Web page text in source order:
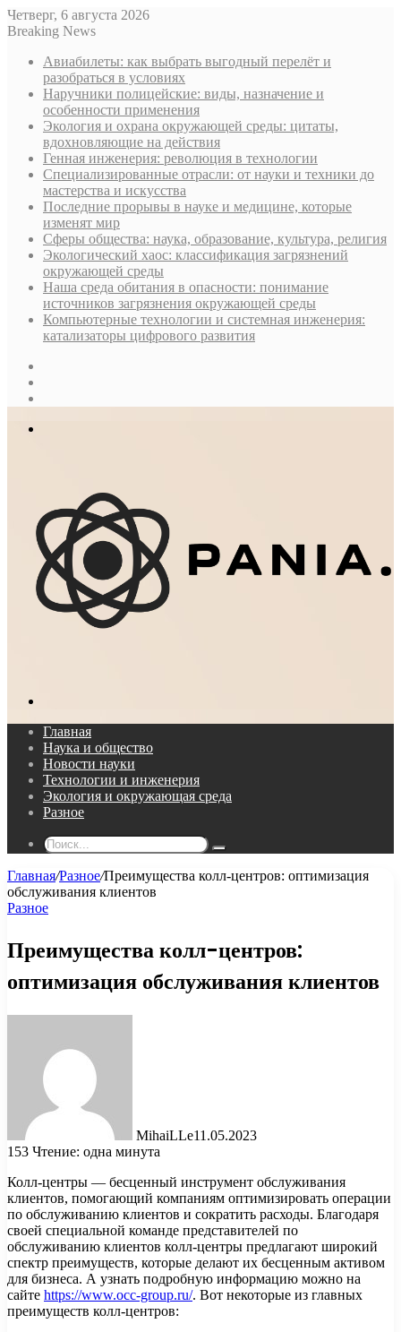
Четверг, 6 августа 2026
Breaking News
Авиабилеты: как выбрать выгодный перелёт и
разобраться в условиях
Наручники полицейские: виды, назначение и
особенности применения
Экология и охрана окружающей среды: цитаты,
вдохновляющие на действия
Генная инженерия: революция в технологии
Специализированные отрасли: от науки и техники до
мастерства и искусства
Последние прорывы в науке и медицине, которые
изменят мир
Сферы общества: наука, образование, культура, религия
Экологический хаос: классификация загрязнений
окружающей среды
Наша среда обитания в опасности: понимание
источников загрязнения окружающей среды
Компьютерные технологии и системная инженерия:
катализаторы цифрового развития
Главная
Наука и общество
Новости науки
Технологии и инженерия
Экология и окружающая среда
Разное
Поиск...
Главная/Разное/Преимущества колл-центров: оптимизация
обслуживания клиентов
Разное
Преимущества колл-центров:
оптимизация обслуживания клиентов
MihaiLLe11.05.2023
153 Чтение: одна минута
Колл-центры — бесценный инструмент обслуживания
клиентов, помогающий компаниям оптимизировать операции
по обслуживанию клиентов и сократить расходы. Благодаря
своей специальной команде представителей по
обслуживанию клиентов колл-центры предлагают широкий
спектр преимуществ, которые делают их бесценным активом
для бизнеса. А узнать подробную информацию можно на
сайте https://www.occ-group.ru/. Вот некоторые из главных
преимуществ колл-центров: